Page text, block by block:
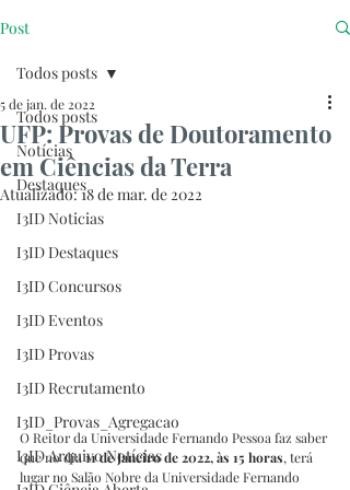
Post
Todos posts
Notícias
Destaques
I3ID Noticias
I3ID Destaques
I3ID Concursos
I3ID Eventos
I3ID Provas
I3ID Recrutamento
I3ID_Provas_Agregacao
I3ID Arquivo Notícias
Todos posts
UFP: Provas de Doutoramento
em Ciências da Terra
5 de jan. de 2022
Atualizado:18 de mar. de 2022
O Reitor da Universidade Fernando Pessoa faz saber
que no dia 11 de Janeiro de 2022, às 15 horas, terá
lugar no Salão Nobre da Universidade Fernando